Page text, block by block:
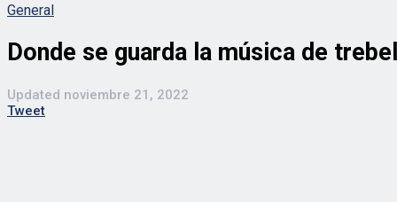
General
Donde se guarda la música de trebel
Updated noviembre 21, 2022
Tweet